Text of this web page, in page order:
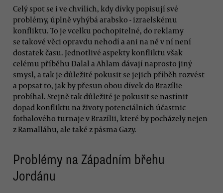
Celý spot se i ve chvílích, kdy dívky popisují své
problémy, úplně vyhýbá arabsko - izraelskému
konfliktu. To je vcelku pochopitelné, do reklamy
se takové věci opravdu nehodí a ani na ně v ní není
dostatek času. Jednotlivé aspekty konfliktu však
celému příběhu Dalal a Ahlam dávají naprosto jiný
smysl, a tak je důležité pokusit se jejich příběh rozvést
a popsat to, jak by přesun obou dívek do Brazílie
probíhal. Stejně tak důležité je pokusit se nastínit
dopad konfliktu na životy potenciálních účastnic
fotbalového turnaje v Brazílii, které by pocházely nejen
z Ramalláhu, ale také z pásma Gazy.
Problémy na Západním břehu
Jordánu